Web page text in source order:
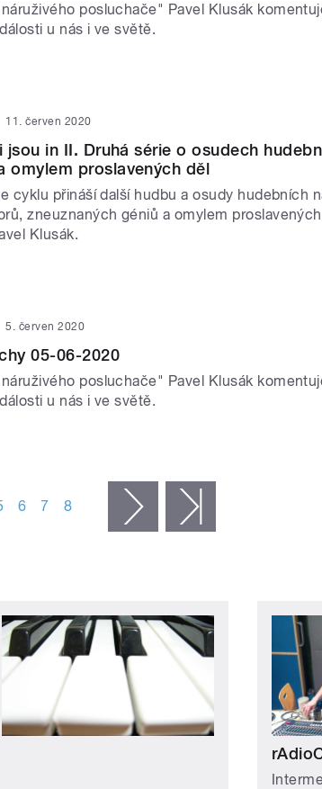
posluchače" Pavel Klusák
u nás i ve světě.
11. červen 2020
jsou in II. Druhá série o osudech
omylem proslavených děl
cyklu přináší další hudbu a osudy hudebních
zneuznaných géniů a omylem
Klusák.
5. červen 2020
05-06-2020
posluchače" Pavel Klusák
u nás i ve světě.
6 7 8 následující ›